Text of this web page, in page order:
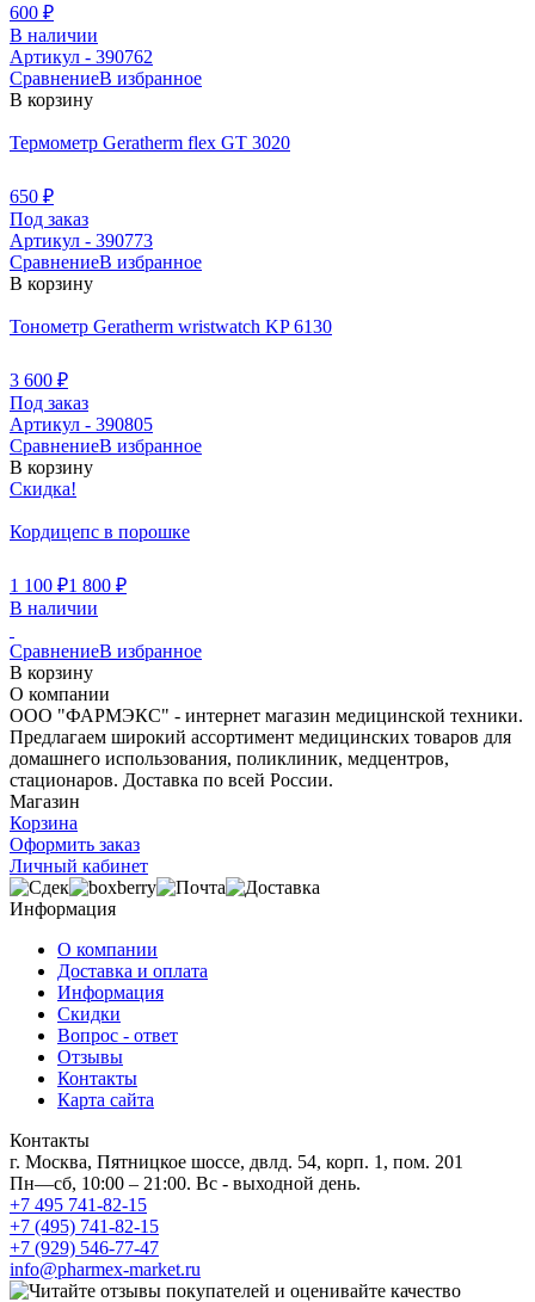
600 ₽
В наличии
Артикул - 390762
СравнениеВ избранное
В корзину
Термометр Geratherm flex GT 3020
650 ₽
Под заказ
Артикул - 390773
СравнениеВ избранное
В корзину
Тонометр Geratherm wristwatch KP 6130
3 600 ₽
Под заказ
Артикул - 390805
СравнениеВ избранное
В корзину
Скидка!
Кордицепс в порошке
1 100 ₽1 800 ₽
В наличии
СравнениеВ избранное
В корзину
О компании
ООО "ФАРМЭКС" - интернет магазин медицинской техники.
Предлагаем широкий ассортимент медицинских товаров для
домашнего использования, поликлиник, медцентров,
стационаров. Доставка по всей России.
Магазин
Корзина
Оформить заказ
Личный кабинет
Информация
О компании
Доставка и оплата
Информация
Скидки
Вопрос - ответ
Отзывы
Контакты
Карта сайта
Контакты
г. Москва, Пятницкое шоссе, двлд. 54, корп. 1, пом. 201
Пн—сб, 10:00 – 21:00. Вс - выходной день.
+7 495 741-82-15
+7 (495) 741-82-15
+7 (929) 546-77-47
info@pharmex-market.ru